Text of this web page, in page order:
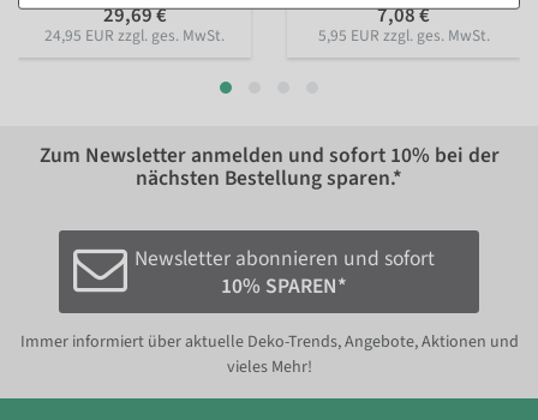
29,69 €
24,95 EUR zzgl. ges. MwSt.
7,08 €
5,95 EUR zzgl. ges. MwSt.
Zum Newsletter anmelden und sofort 10% bei der
nächsten Bestellung sparen.*
Newsletter abonnieren und sofort
10% SPAREN*
Immer informiert über aktuelle Deko-Trends, Angebote, Aktionen und
vieles Mehr!